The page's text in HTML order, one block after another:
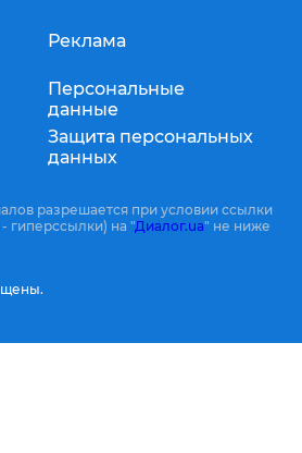
Реклама
Персональные
данные
Защита персональных
данных
разрешается при условии ссылки
гиперссылки) на "Диалог.ua" не ниже